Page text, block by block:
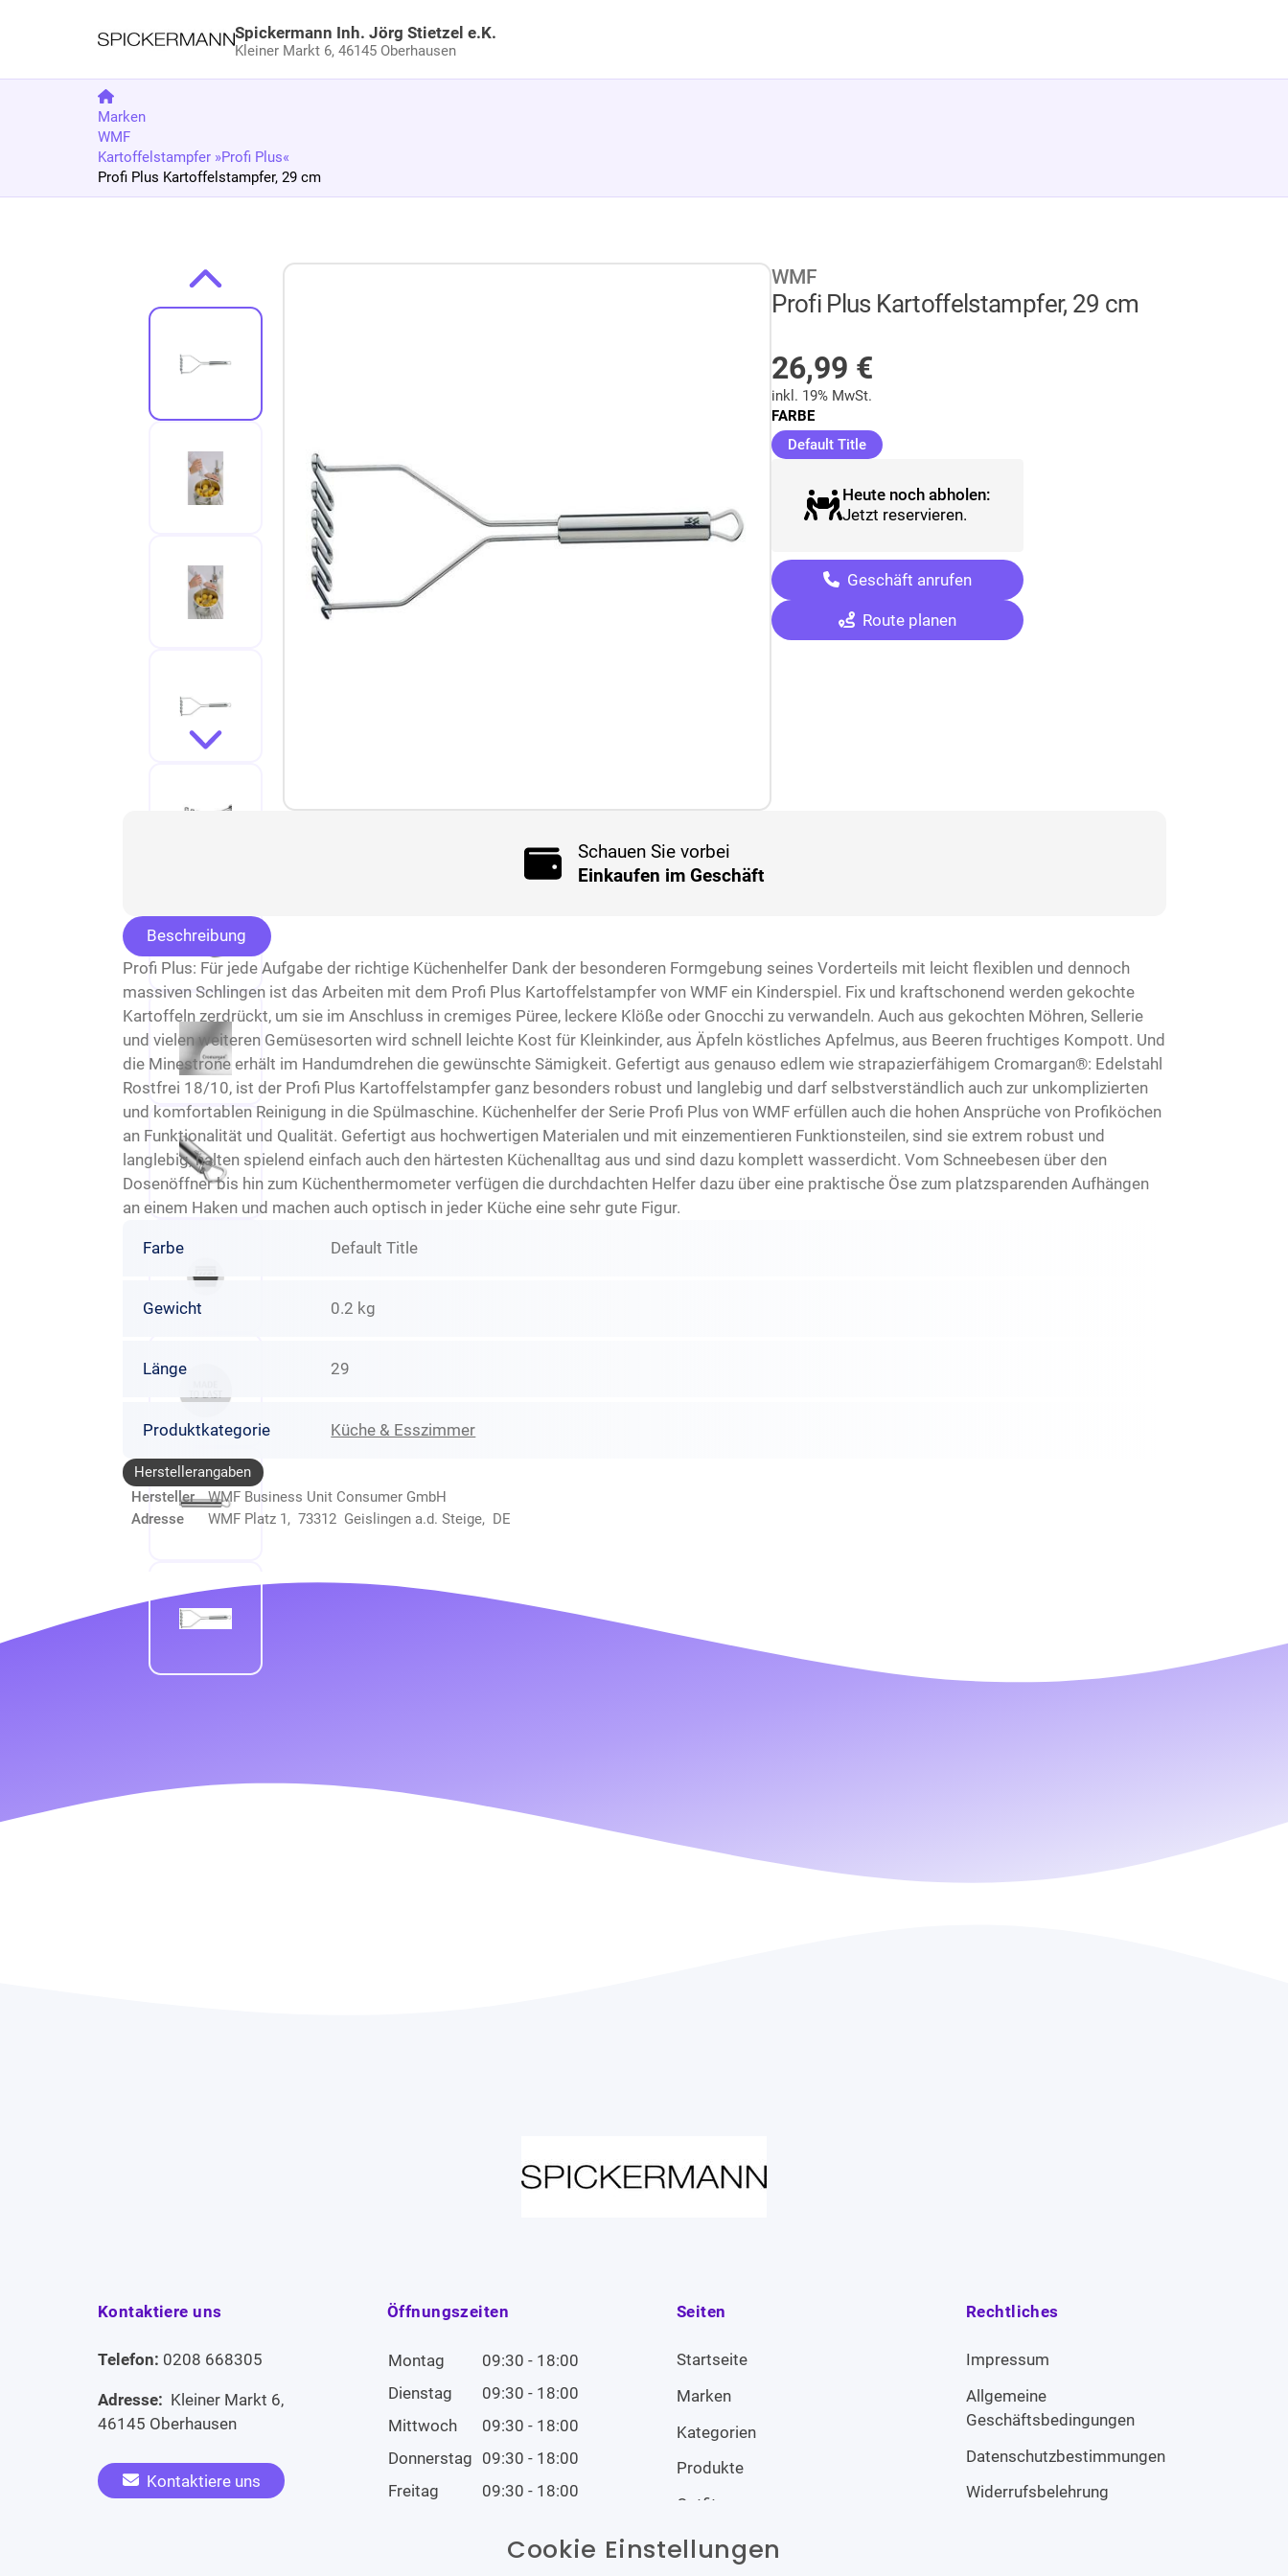
Spickermann Inh. Jörg Stietzel e.K.
Kleiner Markt 6, 46145 Oberhausen
Marken
WMF
Kartoffelstampfer »Profi Plus«
Profi Plus Kartoffelstampfer, 29 cm
Zur Produktbeschreibung springen WMF
Profi Plus Kartoffelstampfer, 29 cm
26,99 €
inkl. 19% MwSt.
FARBE
Default Title(ausgewählt)
Heute noch abholen:
Jetzt reservieren.
Geschäft anrufen
Route planen
Schauen Sie vorbei
Einkaufen im Geschäft
Beschreibung
Profi Plus: Für jede Aufgabe der richtige Küchenhelfer Dank der besonderen Formgebung seines Vorderteils mit leicht flexiblen und dennoch
massiven Schlingen ist das Arbeiten mit dem Profi Plus Kartoffelstampfer von WMF ein Kinderspiel. Fix und kraftschonend werden gekochte
Kartoffeln zerdrückt, um sie im Anschluss in cremiges Püree, leckere Klöße oder Gnocchi zu verwandeln. Auch aus gekochten Möhren, Sellerie
und vielen weiteren Gemüsesorten wird schnell leichte Kost für Kleinkinder, aus Äpfeln köstliches Apfelmus, aus Beeren fruchtiges Kompott. Und
die Minestrone erhält im Handumdrehen die gewünschte Sämigkeit. Gefertigt aus genauso edlem wie strapazierfähigem Cromargan®: Edelstahl
Rostfrei 18/10, ist der Profi Plus Kartoffelstampfer ganz besonders robust und langlebig und darf selbstverständlich auch zur unkomplizierten
und komfortablen Reinigung in die Spülmaschine. Küchenhelfer der Serie Profi Plus von WMF erfüllen auch die hohen Ansprüche von Profiköchen
an Funktionalität und Qualität. Gefertigt aus hochwertigen Materialen und mit einzementieren Funktionsteilen, sind sie extrem robust und
langlebig, halten spielend einfach auch den härtesten Küchenalltag aus und sind dazu komplett wasserdicht. Vom Schneebesen über den
Dosenöffner bis hin zum Küchenthermometer verfügen die durchdachten Helfer dazu über eine praktische Öse zum platzsparenden Aufhängen
an einem Haken und machen auch optisch in jeder Küche eine sehr gute Figur.
Farbe Default Title
Gewicht 0.2 kg
Länge 29
Produktkategorie Küche & Esszimmer
Herstellerangaben
Hersteller
WMF Business Unit Consumer GmbH
Adresse
WMF Platz 1, 73312 Geislingen a.d. Steige, DE
Kontaktiere uns
Telefon: 0208 668305
Adresse: Kleiner Markt 6,
46145 Oberhausen
Kontaktiere uns
Öffnungszeiten
Montag
09:30 - 18:00
Dienstag
09:30 - 18:00
Mittwoch
09:30 - 18:00
Donnerstag 09:30 - 18:00
Freitag
09:30 - 18:00
Geschlossen
Seiten
Startseite
Marken
Kategorien
Produkte
Outfits
Rechtliches
Impressum
Allgemeine
Geschäftsbedingungen
Datenschutzbestimmungen
Widerrufsbelehrung
Cookie Einstellungen